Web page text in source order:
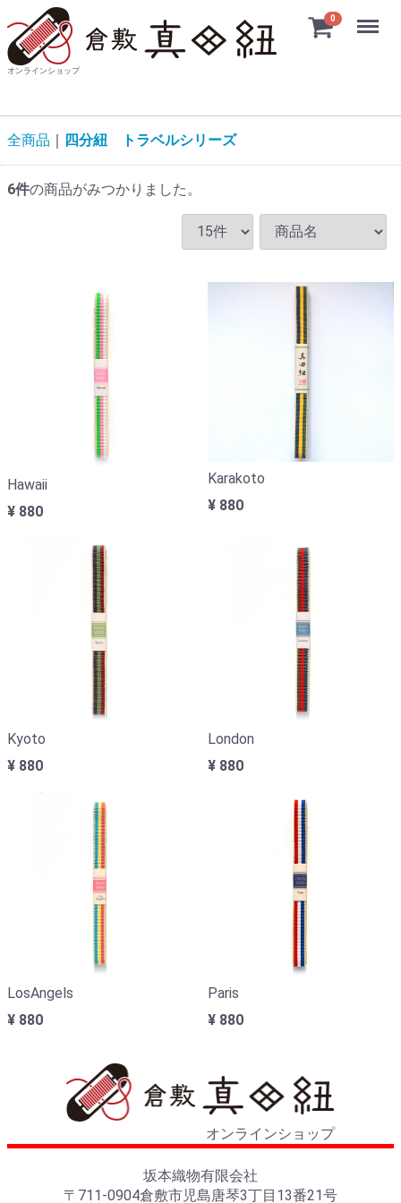
オンラインショップ
0 Menu
全商品 四分紐 トラベルシリーズ
6件の商品がみつかりました。
Hawaii
¥ 880
Karakoto
¥ 880
Kyoto
¥ 880
London
¥ 880
LosAngels
¥ 880
Paris
¥ 880
オンラインショップ
坂本織物有限会社
〒711-0904倉敷市児島唐琴3丁目13番21号